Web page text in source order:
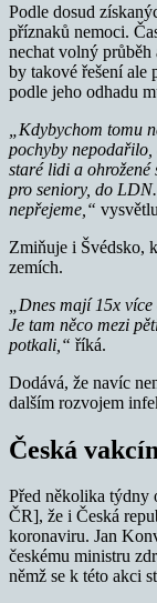
Podle dosud
příznaků nemoci.
nechat volný
by takové řešení ale
podle jeho odhadu
„Kdybychom tomu
pochyby nepodařilo,
staré lidi a ohrožené
pro seniory, do
nepřejeme,“
Zmiňuje i Švédsko,
zemích.
„Dnes mají 15x
Je tam něco mezi
potkali,“ říká.
Dodává, že navíc
dalším rozvojem
Česká
Před několika
ČR], že i Česká
koronaviru. Jan
českému ministru
němž se k této akci